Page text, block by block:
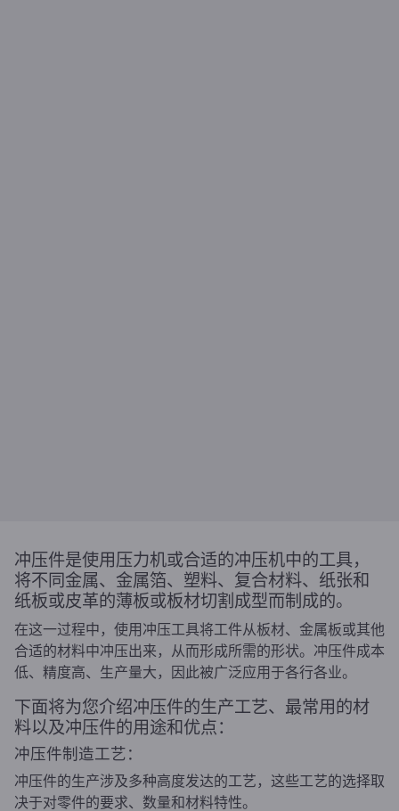
冲压件是使用压力机或合适的冲压机中的工具，
将不同金属、金属箔、塑料、复合材料、纸张和
纸板或皮革的薄板或板材切割成型而制成的。
在这一过程中，使用冲压工具将工件从板材、金属板或其他
合适的材料中冲压出来，从而形成所需的形状。冲压件成本
低、精度高、生产量大，因此被广泛应用于各行各业。
下面将为您介绍冲压件的生产工艺、最常用的材
料以及冲压件的用途和优点：
冲压件制造工艺：
冲压件的生产涉及多种高度发达的工艺，这些工艺的选择取
决于对零件的要求、数量和材料特性。